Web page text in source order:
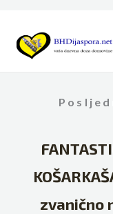
content
zvanično